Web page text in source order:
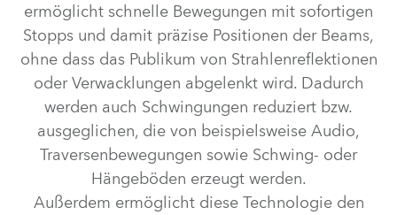
ermöglicht schnelle Bewegungen mit sofortigen
Stopps und damit präzise Positionen der Beams,
ohne dass das Publikum von Strahlenreflektionen
oder Verwacklungen abgelenkt wird. Dadurch
werden auch Schwingungen reduziert bzw.
ausgeglichen, die von beispielsweise Audio,
Traversenbewegungen sowie Schwing- oder
Hängeböden erzeugt werden.
Außerdem ermöglicht diese Technologie den